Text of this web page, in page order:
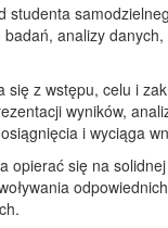
studenta
analizy
się z wstępu, celu i
wyników,
i wyciąga
opierać się na